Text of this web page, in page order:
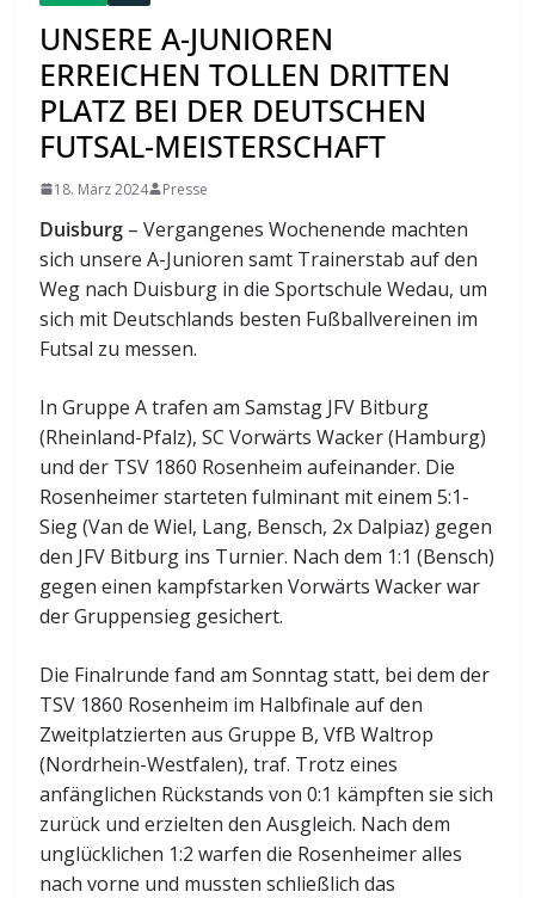
UNSERE A-JUNIOREN
ERREICHEN TOLLEN DRITTEN
PLATZ BEI DER DEUTSCHEN
FUTSAL-MEISTERSCHAFT
18. März 2024 Presse
Duisburg – Vergangenes Wochenende machten
sich unsere A-Junioren samt Trainerstab auf den
Weg nach Duisburg in die Sportschule Wedau, um
sich mit Deutschlands besten Fußballvereinen im
Futsal zu messen.
In Gruppe A trafen am Samstag JFV Bitburg
(Rheinland-Pfalz), SC Vorwärts Wacker (Hamburg)
und der TSV 1860 Rosenheim aufeinander. Die
Rosenheimer starteten fulminant mit einem 5:1-
Sieg (Van de Wiel, Lang, Bensch, 2x Dalpiaz) gegen
den JFV Bitburg ins Turnier. Nach dem 1:1 (Bensch)
gegen einen kampfstarken Vorwärts Wacker war
der Gruppensieg gesichert.
Die Finalrunde fand am Sonntag statt, bei dem der
TSV 1860 Rosenheim im Halbfinale auf den
Zweitplatzierten aus Gruppe B, VfB Waltrop
(Nordrhein-Westfalen), traf. Trotz eines
anfänglichen Rückstands von 0:1 kämpften sie sich
zurück und erzielten den Ausgleich. Nach dem
unglücklichen 1:2 warfen die Rosenheimer alles
nach vorne und mussten schließlich das